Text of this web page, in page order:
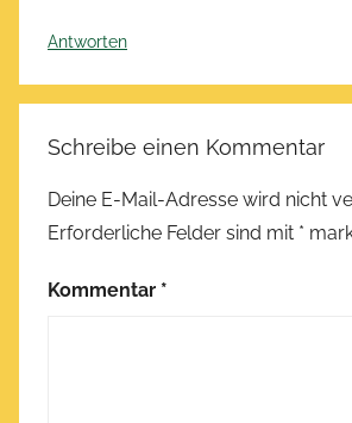
Antworten
Schreibe einen Kommentar
Deine E-Mail-Adresse wird nicht
Erforderliche Felder sind mit *
Kommentar *